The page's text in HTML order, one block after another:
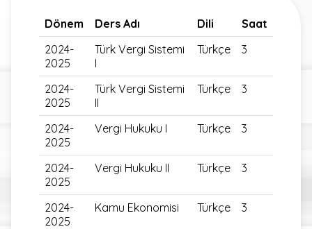
Dönem Ders Adı Dili
Saat
2024-
2025
Türk Vergi Sistemi
I
Türkçe 3
2024-
2025
Türk Vergi Sistemi
II
Türkçe 3
2024-
2025
Vergi Hukuku I Türkçe 3
2024-
2025
Vergi Hukuku II Türkçe 3
2024-
2025
Kamu Ekonomisi Türkçe 3